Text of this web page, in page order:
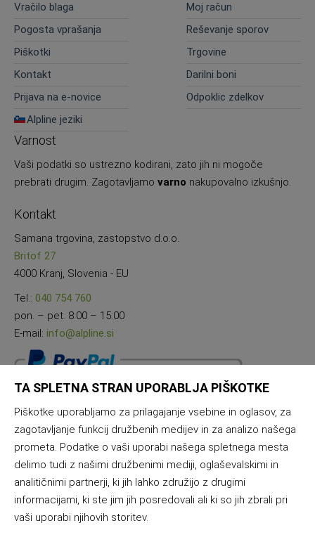
Vračilo blaga
Moj račun
Pogosta vprašanja
Reševanje sporov
Piškotki
Trgovine
Kontakt
Darilni boni
Prijava na e-novice
Odpoklic zdelkov
Alpline jeziki
Varnost
Vaši podatki so ustrezno kodirani, zato jih ni mogoče
prebrati drugim. Zagotavljamo varno nakupovalno izkušnjo.
Kontakt
Samana trgovina, zastopstvo d.o.o.
Britof 27
4000 Kranj, Slovenia - EU
Tel.: 040 754 760
pon. – pet. 8:00 – 15:00
E-mail: info@alpline.si
TA SPLETNA STRAN UPORABLJA PIŠKOTKE
Piškotke uporabljamo za prilagajanje vsebine in oglasov, za
zagotavljanje funkcij družbenih medijev in za analizo našega
prometa. Podatke o vaši uporabi našega spletnega mesta
delimo tudi z našimi družbenimi mediji, oglaševalskimi in
analitičnimi partnerji, ki jih lahko združijo z drugimi
informacijami, ki ste jim jih posredovali ali ki so jih zbrali pri
vaši uporabi njihovih storitev.